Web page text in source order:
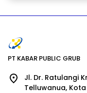
PT KABAR PUBLIC GRUB
Jl. Dr. Ratulangi
Telluwanua,